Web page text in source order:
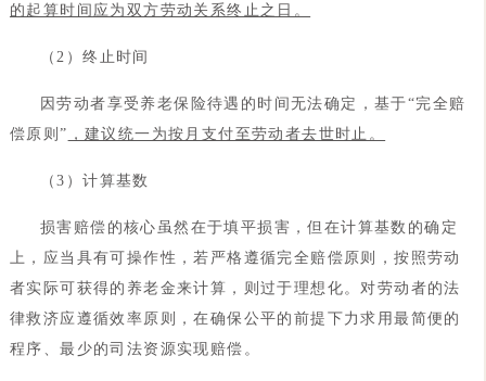
的起算时间应为双方劳动关系终止之日。
（2）终止时间
因劳动者享受养老保险待遇的时间无法确定，基于“完全赔
偿原则” ，建议统一为按月支付至劳动者去世时止。
（3）计算基数
损害赔偿的核心虽然在于填平损害，但在计算基数的确定
上，应当具有可操作性，若严格遵循完全赔偿原则，按照劳动
者实际可获得的养老金来计算，则过于理想化。对劳动者的法
律救济应遵循效率原则，在确保公平的前提下力求用最简便的
程序、最少的司法资源实现赔偿。